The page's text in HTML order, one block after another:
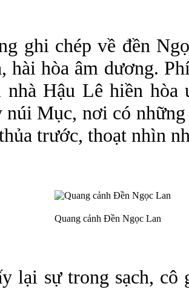
ghi chép về đền
hài hòa âm dương.
Hậu Lê hiền hòa
núi Mục, nơi có
trước, thoạt nhìn
Quang cảnh Đền Ngọc Lan
lại sự trong sạch,